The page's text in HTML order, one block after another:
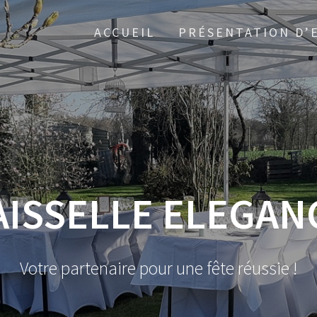
ACCUEIL PRÉSENTATION
Votre partenaire pour une fête réussie !